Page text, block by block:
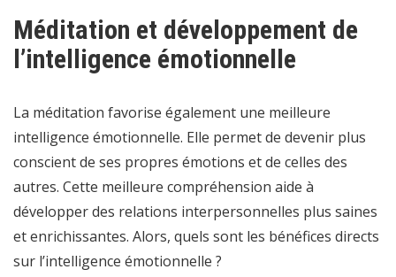
Méditation et développement de
l’intelligence émotionnelle
La méditation favorise également une meilleure
intelligence émotionnelle. Elle permet de devenir plus
conscient de ses propres émotions et de celles des
autres. Cette meilleure compréhension aide à
développer des relations interpersonnelles plus saines
et enrichissantes. Alors, quels sont les bénéfices directs
sur l’intelligence émotionnelle ?